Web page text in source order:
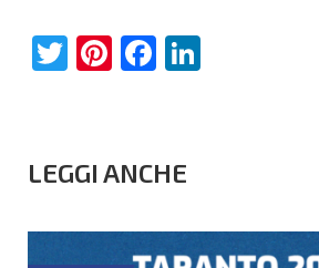
Twitter
Pinterest
Facebook
LEGGI ANCHE